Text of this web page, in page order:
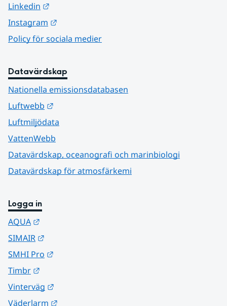
Linkedin
Instagram
Policy för sociala medier
Datavärdskap
Nationella emissionsdatabasen
Luftwebb
Luftmiljödata
VattenWebb
Datavärdskap, oceanografi och marinbiologi
Datavärdskap för atmosfärkemi
Logga in
AQUA
SIMAIR
SMHI Pro
Timbr
Vinterväg
Väderlarm